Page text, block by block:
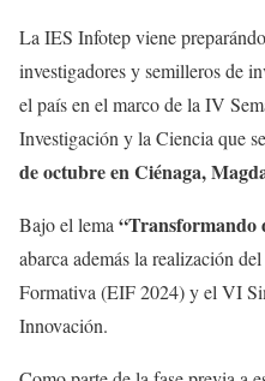
La IES Infotep viene
investigadores y semilleros de
el país en el marco de la IV
Investigación y la Ciencia que
de octubre en Ciénaga,
Bajo el lema“Transformando
abarca además la realización
Formativa (EIF 2024) y el VI
Innovación.